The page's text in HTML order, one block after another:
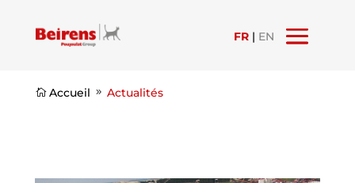
FR | EN
 Accueil 9 Actualités